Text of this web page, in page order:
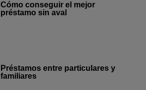
Cómo conseguir el mejor
préstamo sin aval
Préstamos entre particulares y
familiares